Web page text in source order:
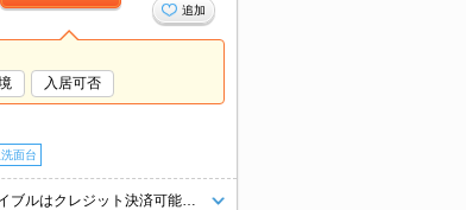
追加
入居可否
面台